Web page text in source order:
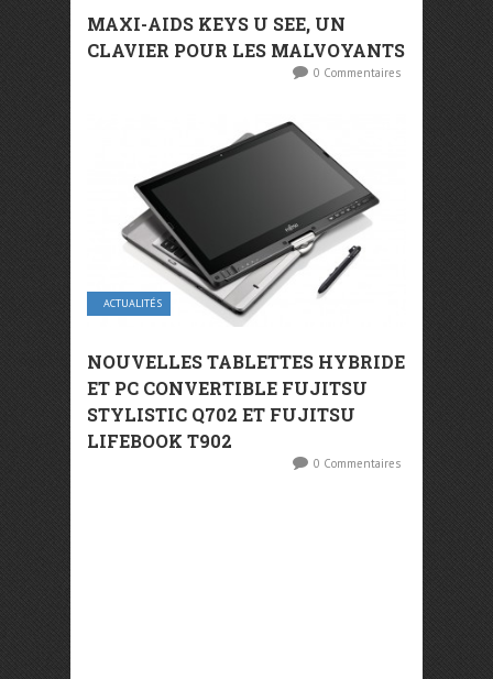
MAXI-AIDS KEYS U SEE, UN
CLAVIER POUR LES MALVOYANTS
0 Commentaires
ACTUALITÉS
NOUVELLES TABLETTES HYBRIDE
ET PC CONVERTIBLE FUJITSU
STYLISTIC Q702 ET FUJITSU
LIFEBOOK T902
0 Commentaires